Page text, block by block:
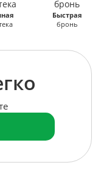
Быстрая
бронь